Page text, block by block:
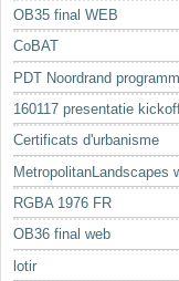
OB35 final WEB
CoBAT
PDT Noordrand
160117 presentatie
Certificats d'urbanisme
MetropolitanLandscapes
RGBA 1976 FR
OB36 final web
lotir